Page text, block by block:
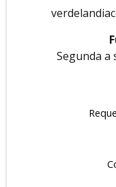
Segunda a